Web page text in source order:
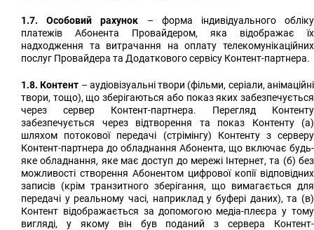
1.7. Особовий рахунок – форма індивідуального обліку
платежів Абонента Провайдером, яка відображає їх
надходження та витрачання на оплату телекомунікаційних
послуг Провайдера та Додаткового сервісу Контент-партнера.
1.8. Контент – аудіовізуальні твори (фільми, серіали, анімаційні
твори, тощо), що зберігаються або показ яких забезпечується
через сервер Контент-партнера. Перегляд Контенту
забезпечується через відтворення та показ Контенту (а)
шляхом потокової передачі (стрімінгу) Контенту з серверу
Контент-партнера до обладнання Абонента, що включає будь-
яке обладнання, яке має доступ до мережі Інтернет, та (б) без
можливості створення Абонентом цифрової копії відповідних
записів (крім транзитного зберігання, що вимагається для
передачі у реальному часі, наприклад у буфері даних), та (в)
Контент відображається за допомогою медіа-плеєра у тому
вигляді, у якому він був поданий з сервера Контент-